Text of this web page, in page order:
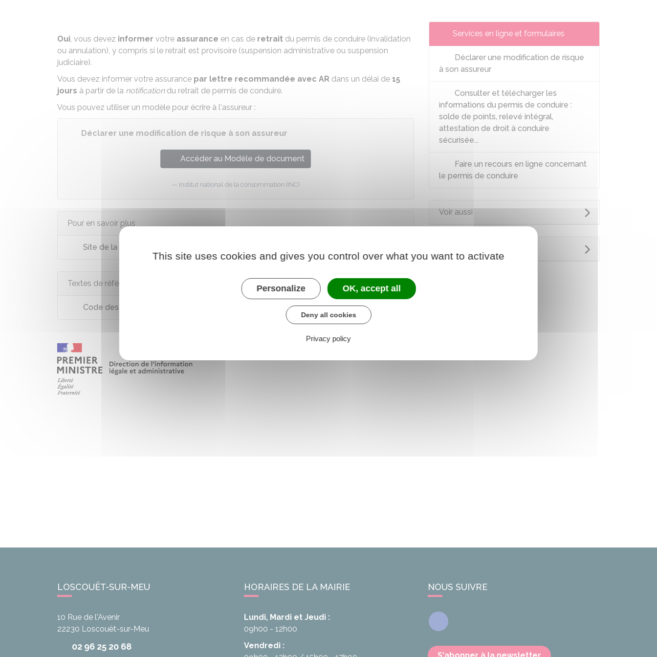
Oui, vous devez informer votre assurance en cas de retrait du permis de conduire (invalidation
ou annulation), y compris si le retrait est provisoire (suspension administrative ou suspension
judiciaire).
Vous devez informer votre assurance par lettre recommandée avec AR dans un délai de 15
jours à partir de la notificationdu retrait de permis de conduire.
Vous pouvez utiliser un modèle pour écrire à l'assureur :
Déclarer une modification de risque à son assureur
Accéder au Modèle de document
Institut national de la consommation (INC)
Pour en savoir plus
Site de la sécurité routière
Textes de référence
Code des assurances : articles L113-1 à L113-17
Services en ligne et formulaires
Déclarer une modification de risque
à son assureur
Consulter et télécharger les
informations du permis de conduire :
solde de points, relevé intégral,
attestation de droit à conduire
sécurisée...
Faire un recours en ligne concernant
le permis de conduire
Voir aussi
LOSCOUËT-SUR-MEU
10 Rue de l'Avenir
22230 Loscouët-sur-Meu
02 96 25 20 68
HORAIRES DE LA MAIRIE
Lundi, Mardi et Jeudi :
09h00 - 12h00
Vendredi :
NOUS SUIVRE
Facebook
This site uses cookies and gives you control over what you want to activate
Personalize OK, accept all
Deny all cookies
Privacy policy